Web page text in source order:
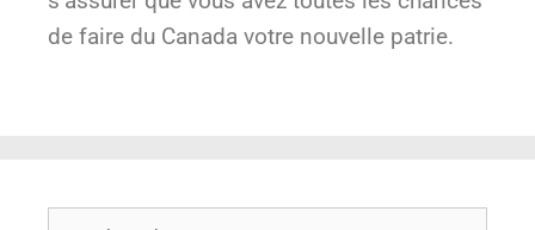
de faire du Canada votre nouvelle patrie.